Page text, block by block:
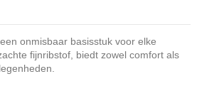
onmisbaar basisstuk voor elke
fijnribstof, biedt zowel comfort als